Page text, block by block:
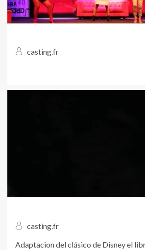
casting.fr
casting.fr
Adaptacion del clásico de Disney el